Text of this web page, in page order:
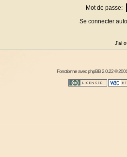
Mot de passe:
Se connecter
J'ai
Fonctionne avecphpBB2.0.22 ©